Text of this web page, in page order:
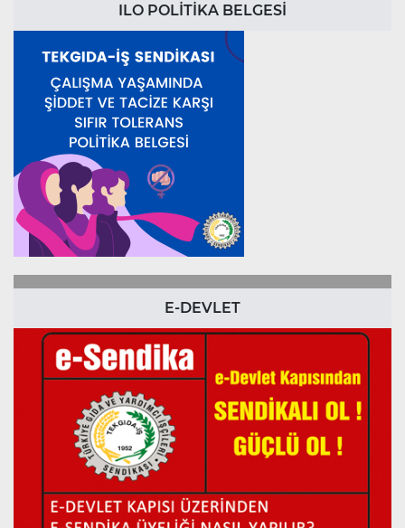
ILO POLİTİKA BELGESİ
E-DEVLET